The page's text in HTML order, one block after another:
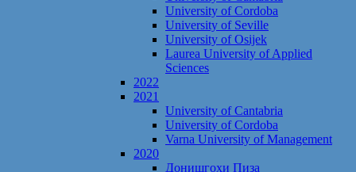
University of Cordoba
University of Seville
University of Osijek
Laurea University of Applied
Sciences
2022
2021
University of Cantabria
University of Cordoba
Varna University of Management
2020
Донишгоҳи Пиза